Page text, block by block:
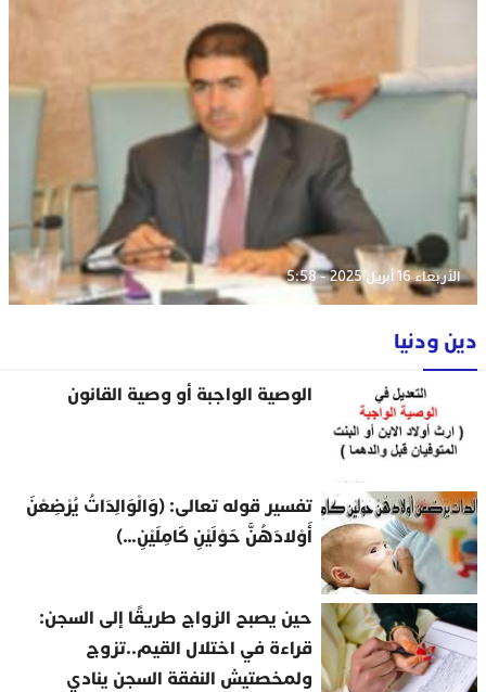
الأربعاء 16 أبريل 2025 - 5:58
دين ودنيا
الوصية الواجبة أو وصية القانون
تفسير قوله تعالى: (وَالْوَالِدَاتُ يُرْضِعْنَ
أَوْلادَهُنَّ حَوْلَيْنِ كَامِلَيْنِ…)
حين يصبح الزواج طريقًا إلى السجن:
قراءة في اختلال القيم..تزوج
ولمخصتيش النفقة السجن ينادي